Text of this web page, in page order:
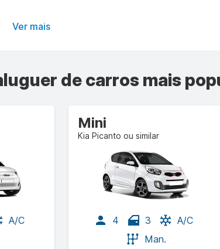
Ver mais
de carros mais
A/C
Mini
Kia Picanto ou similar
4 3
A/C
Man.